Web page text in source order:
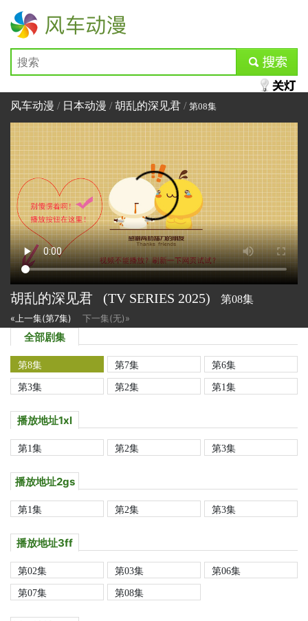
风车动漫
submit
风车动漫 / 日本动漫 /胡乱的深见君 / 第08集
胡乱的深见君 (TV SERIES 2025) 第08集
«上一集(第7集) 下一集(无)»
全部剧集
第8集 第7集
第6集
第3集
第2集 第1集
播放地址1xl
第1集 第2集 第3集
播放地址2gs
第1集 第2集 第3集
播放地址3ff
第02集 第03集
第06集
第07集
第08集